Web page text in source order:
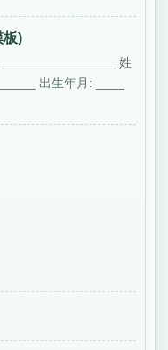
板)
姓
出生年月: ____